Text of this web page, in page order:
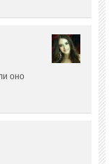
оно